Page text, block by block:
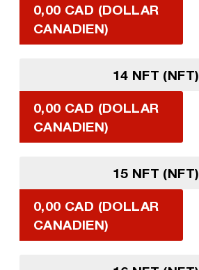
0,00 CAD (DOLLAR
CANADIEN)
14 NFT (NFT)
0,00 CAD (DOLLAR
CANADIEN)
15 NFT (NFT)
0,00 CAD (DOLLAR
CANADIEN)